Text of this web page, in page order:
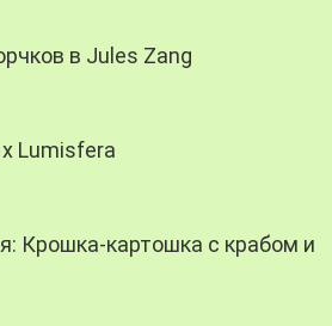
в Jules Zang
Lumisfera
Крошка-картошка с крабом и